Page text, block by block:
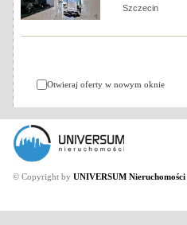
Szczecin
Otwieraj oferty w nowym oknie
© Copyright by UNIVERSUM Nieruchomości